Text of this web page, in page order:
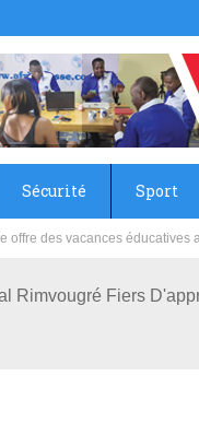
Sécurité Sport
Aboubacar Sangoulé
Rimvougré Fiers